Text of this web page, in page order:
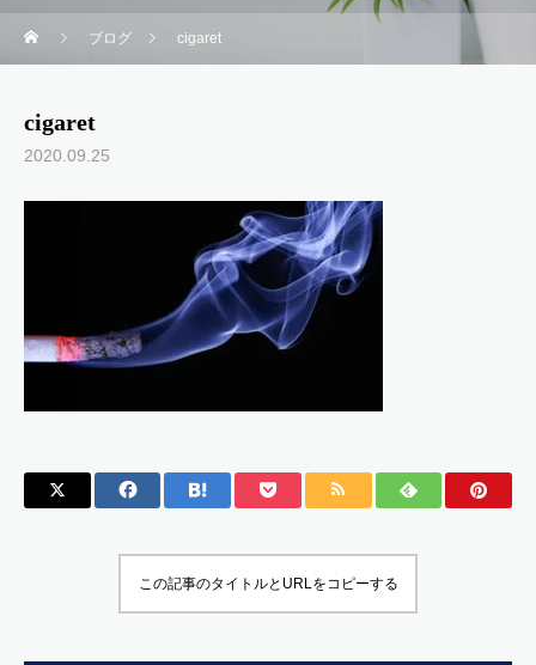
ブログ cigaret
cigaret
2020.09.25
この記事のタイトルとURLをコピーする